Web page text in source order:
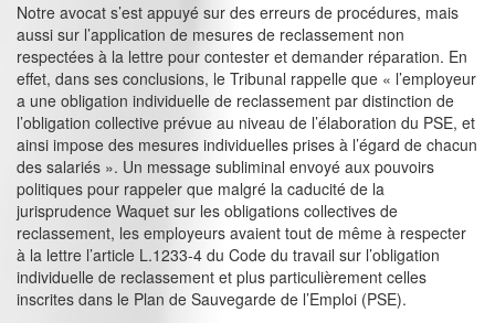
Notre avocat s’est appuyé sur des erreurs de procédures, mais
aussi sur l’application de mesures de reclassement non
respectées à la lettre pour contester et demander réparation. En
effet, dans ses conclusions, le Tribunal rappelle que « l’employeur
a une obligation individuelle de reclassement par distinction de
l’obligation collective prévue au niveau de l’élaboration du PSE, et
ainsi impose des mesures individuelles prises à l’égard de chacun
des salariés ». Un message subliminal envoyé aux pouvoirs
politiques pour rappeler que malgré la caducité de la
jurisprudence Waquet sur les obligations collectives de
reclassement, les employeurs avaient tout de même à respecter
à la lettre l’article L.1233-4 du Code du travail sur l’obligation
individuelle de reclassement et plus particulièrement celles
inscrites dans le Plan de Sauvegarde de l’Emploi (PSE).